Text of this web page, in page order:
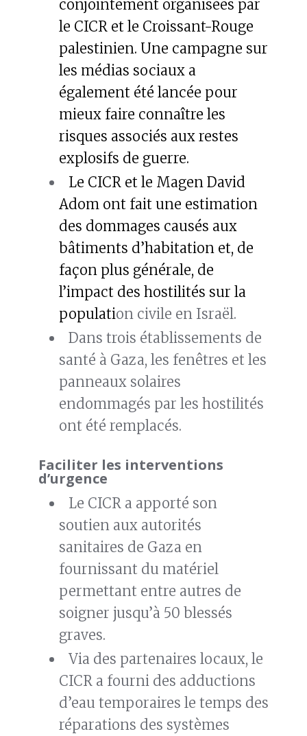
conjointement organisées par
le CICR et le Croissant-Rouge
palestinien. Une campagne sur
les médias sociaux a
également été lancée pour
mieux faire connaître les
risques associés aux restes
explosifs de guerre.
Le CICR et le Magen David
Adom ont fait une estimation
des dommages causés aux
bâtiments d’habitation et, de
façon plus générale, de
l’impact des hostilités sur la
population civile en Israël.
Dans trois établissements de
santé à Gaza, les fenêtres et les
panneaux solaires
endommagés par les hostilités
ont été remplacés.
Faciliter les interventions
d’urgence
Le CICR a apporté son
soutien aux autorités
sanitaires de Gaza en
fournissant du matériel
permettant entre autres de
soigner jusqu’à 50 blessés
graves.
Via des partenaires locaux, le
CICR a fourni des adductions
d’eau temporaires le temps des
réparations des systèmes